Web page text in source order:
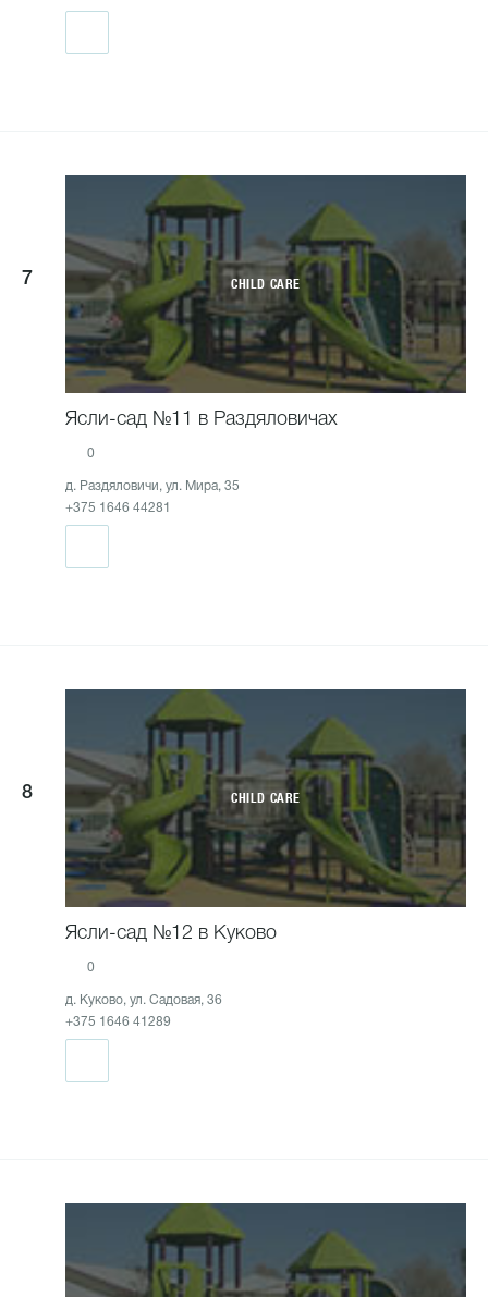
7 CHILD CARE
Ясли-сад №11 в Раздяловичах
0
д. Раздяловичи, ул. Мира, 35
+375 1646 44281
8 CHILD CARE
Ясли-сад №12 в Куково
0
д. Куково, ул. Садовая, 36
+375 1646 41289